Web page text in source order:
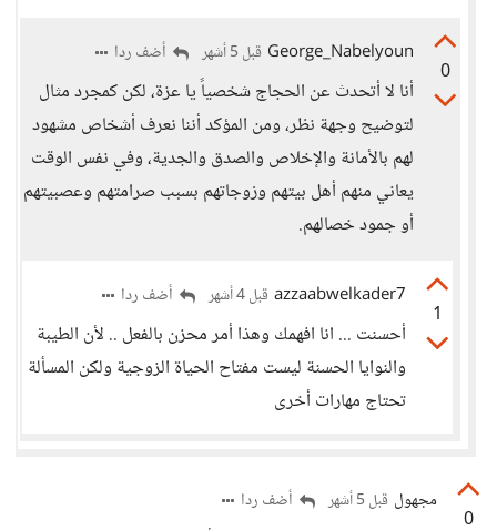
0
George_Nabelyoun قبل 5 أشهر أضف ردا
أنا لا أتحدث عن الحجاج شخصياً يا عزة، لكن كمجرد مثال
لتوضيح وجهة نظر، ومن المؤكد أننا نعرف أشخاص مشهود
لهم بالأمانة والإخلاص والصدق والجدية، وفي نفس الوقت
يعاني منهم أهل بيتهم وزوجاتهم بسبب صرامتهم وعصبيتهم
أو جمود خصالهم.
1
azzaabwelkader7 قبل 4 أشهر أضف ردا
أحسنت ... انا افهمك وهذا أمر محزن بالفعل .. لأن الطيبة
والنوايا الحسنة ليست مفتاح الحياة الزوجية ولكن المسألة
تحتاج مهارات أخرى
0
مجهول قبل 5 أشهر أضف ردا